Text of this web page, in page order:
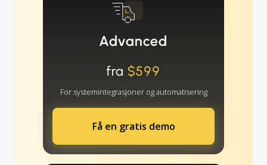
Advanced
fra $599
For systemintegrasjoner og automatisering
Få en gratis demo